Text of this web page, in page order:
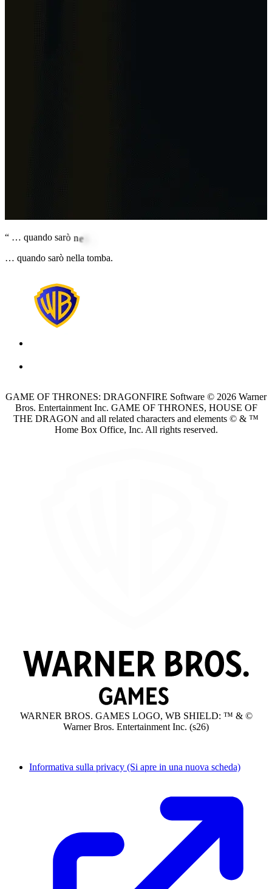
“ … quando sarò nel
… quando sarò nella tomba.
GAME OF THRONES: DRAGONFIRE Software © 2026 Warner
Bros. Entertainment Inc. GAME OF THRONES, HOUSE OF
THE DRAGON and all related characters and elements © & ™
Home Box Office, Inc. All rights reserved.
WARNER BROS. GAMES LOGO, WB SHIELD: ™ & ©
Warner Bros. Entertainment Inc. (s26)
Informativa sulla privacy (Si apre in una nuova scheda)